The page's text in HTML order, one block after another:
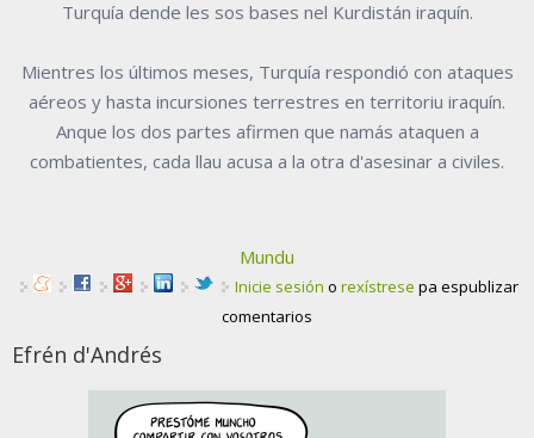
Turquía dende les sos bases nel Kurdistán iraquín.
Mientres los últimos meses, Turquía respondió con ataques
aéreos y hasta incursiones terrestres en territoriu iraquín.
Anque los dos partes afirmen que namás ataquen a
combatientes, cada llau acusa a la otra d'asesinar a civiles.
Mundu
Inicie sesión o rexístrese pa espublizar
comentarios
Efrén d'Andrés